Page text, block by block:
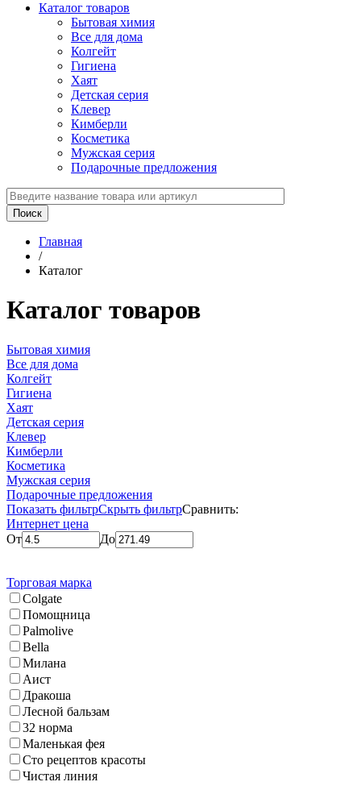
Каталог товаров
Бытовая химия
Все для дома
Колгейт
Гигиена
Хаят
Детская серия
Клевер
Кимберли
Косметика
Мужская серия
Подарочные предложения
Главная
/
Каталог
Каталог товаров
Бытовая химия
Все для дома
Колгейт
Гигиена
Хаят
Детская серия
Клевер
Кимберли
Косметика
Мужская серия
Подарочные предложения
Показать фильтрСкрыть фильтрСравнить:
Интернет цена
От
До
Торговая марка
Colgate
Помощница
Palmolive
Bella
Милана
Аист
Дракоша
Лесной бальзам
32 норма
Маленькая фея
Сто рецептов красоты
Чистая линия